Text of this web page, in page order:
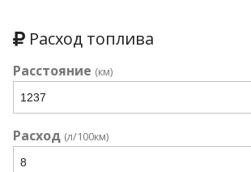
Расход топлива
Расстояние (км)
Расход (л/100км)